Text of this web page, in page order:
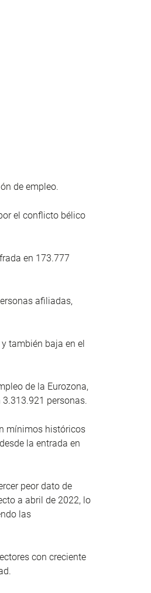
de empleo.
el conflicto bélico
en 173.777
afiliadas,
también baja en el
de la Eurozona,
personas.
mínimos históricos
la entrada en
peor dato de
a abril de 2022, lo
las
con creciente